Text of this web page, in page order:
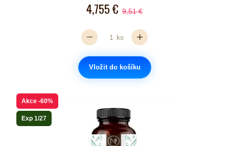
4,755 € 9,51 €
ks
Vložit do košíku
Akce -60%
Exp 1/27